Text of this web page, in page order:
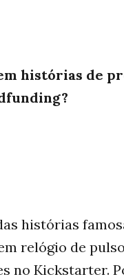
histórias de
histórias
relógio de
no Kickstarter.